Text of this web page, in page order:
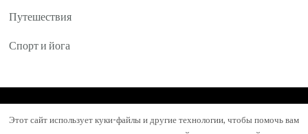
Путешествия
Спорт и йога
Mental Health Coach | Разработана Blossom
Этот сайт использует куки-файлы и другие технологии, чтобы помочь вам